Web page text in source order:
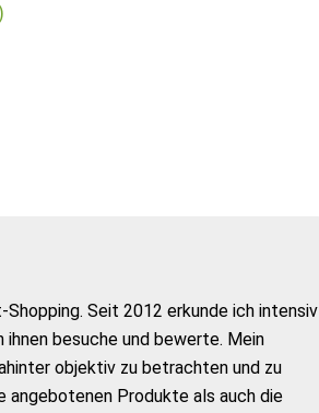
Seit 2012 erkunde ich intensiv
besuche und bewerte. Mein
objektiv zu betrachten und zu
angebotenen Produkte als auch die